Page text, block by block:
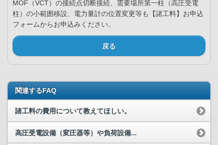
MOF（VCT）の接続点切断接続、需要場所第一柱（高圧受電
柱）の小範囲移設、電力量計の位置変更等も【諸工料】お申込
フォームからお申込みください。
戻る
関連するFAQ
諸工料の費用について教えてほしい。
高圧受電設備（変圧器等）や負荷設備...